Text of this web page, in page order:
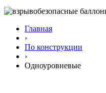
Главная
›
По конструкции
›
Одноуровневые